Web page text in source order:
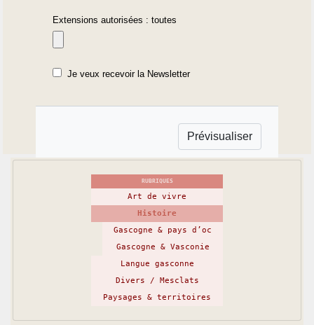
Extensions autorisées : toutes
Je veux recevoir la Newsletter
RUBRIQUES
Art de vivre
Histoire
Gascogne & pays d’oc
Gascogne & Vasconie
Langue gasconne
Divers / Mesclats
Paysages & territoires